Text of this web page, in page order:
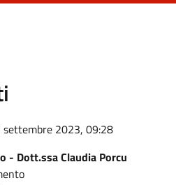
settembre 2023, 09:28
- Dott.ssa Claudia Porcu